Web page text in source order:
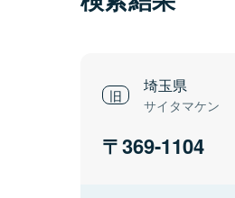
埼玉県
サイタマケン
369-1104